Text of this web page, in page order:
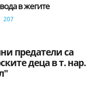
в жегите
207
предатели са
деца в т. нар.